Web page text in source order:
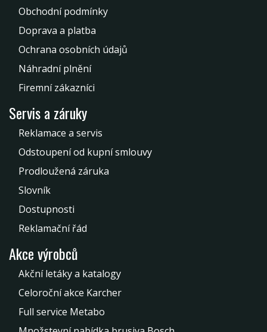
Obchodní podmínky
Doprava a platba
Ochrana osobních údajů
Náhradní plnění
Firemní zákazníci
Servis a záruky
Reklamace a servis
Odstoupení od kupní smlouvy
Prodloužená záruka
Slovník
Dostupnosti
Reklamační řád
Akce výrobců
Akční letáky a katalogy
Celoroční akce Karcher
Full service Metabo